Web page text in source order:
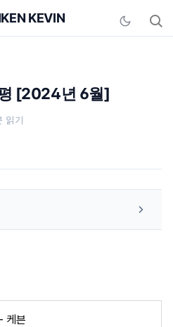
KEVIN
[2024년 6월]
읽기
케븐